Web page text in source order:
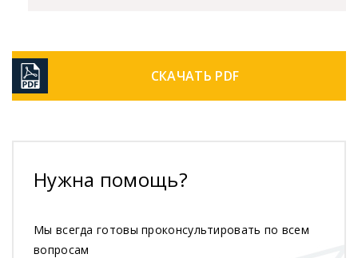
СКАЧАТЬ PDF
Нужна помощь?
Мы всегда готовы проконсультировать по всем
вопросам